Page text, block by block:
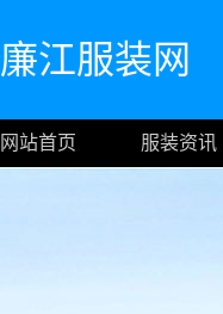
廉江服装网
网站首页 服装资讯